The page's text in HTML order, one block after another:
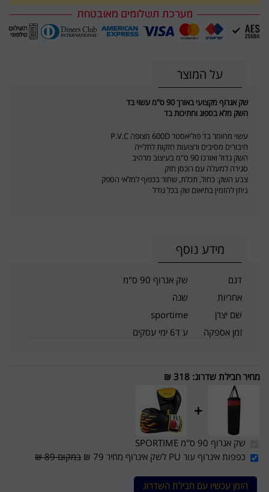
על המוצר
שק אגרוף מקצועי באורך 90 ס"מ עשוי בד
השק מלא בספוג וחתיכות בד
עשוי מחומר בד פוליאסטר 600D מצופה P.V.C
חיבורים מסיבים ורצועות חזקות לתלייה
השק גדול ואורכו 90 ס"מ בעיצוב מרהיב
סגירה למעלה עם רוכסן חזק
צבע השק: כחול, תכלת, שחור בכפוף למלאי הספק
ניתן להזמין בתיאום שק בכל גודל
מידע נוסף
דגם
שק אגרוף 90 ס"מ
אחריות
שנה
שם יצרן
sportime
זמן אספקה
ע ד6 ימי עסקים
מחיר חבילת שדרוג:
318 ₪
+
שק אגרוף 90 ס''מ SPORTIME
כפפות איגרוף עור PU לשק איגרוף מחיר 79 ₪
במקום 89 ₪
הזמן עכשיו עם חבילת השדרוג